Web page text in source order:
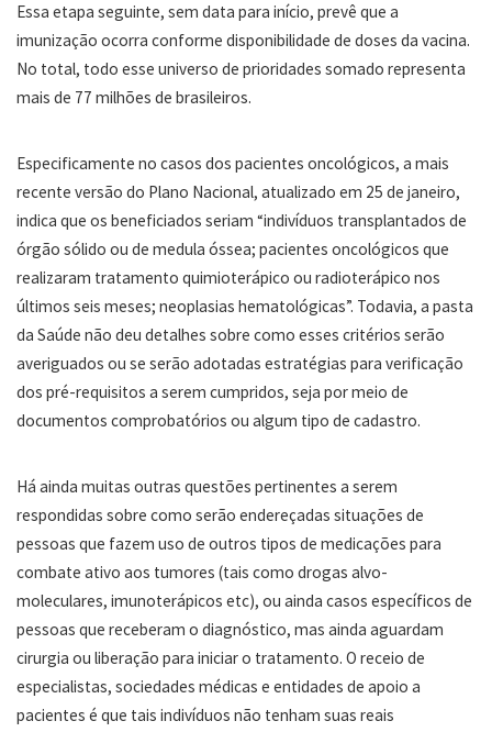
Essa etapa seguinte, sem data para início, prevê que a
imunização ocorra conforme disponibilidade de doses da vacina.
No total, todo esse universo de prioridades somado representa
mais de 77 milhões de brasileiros.
Especificamente no casos dos pacientes oncológicos, a mais
recente versão do Plano Nacional, atualizado em 25 de janeiro,
indica que os beneficiados seriam “indivíduos transplantados de
órgão sólido ou de medula óssea; pacientes oncológicos que
realizaram tratamento quimioterápico ou radioterápico nos
últimos seis meses; neoplasias hematológicas”. Todavia, a pasta
da Saúde não deu detalhes sobre como esses critérios serão
averiguados ou se serão adotadas estratégias para verificação
dos pré-requisitos a serem cumpridos, seja por meio de
documentos comprobatórios ou algum tipo de cadastro.
Há ainda muitas outras questões pertinentes a serem
respondidas sobre como serão endereçadas situações de
pessoas que fazem uso de outros tipos de medicações para
combate ativo aos tumores (tais como drogas alvo-
moleculares, imunoterápicos etc), ou ainda casos específicos de
pessoas que receberam o diagnóstico, mas ainda aguardam
cirurgia ou liberação para iniciar o tratamento. O receio de
especialistas, sociedades médicas e entidades de apoio a
pacientes é que tais indivíduos não tenham suas reais